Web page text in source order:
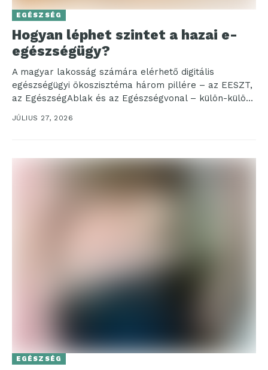
EGÉSZSÉG
Hogyan léphet szintet a hazai e-
egészségügy?
A magyar lakosság számára elérhető digitális
egészségügyi ökoszisztéma három pillére – az EESZT,
az EgészségAblak és az Egészségvonal – külön-külön
már bizonyította létjogosultságát,...
JÚLIUS 27, 2026
EGÉSZSÉG